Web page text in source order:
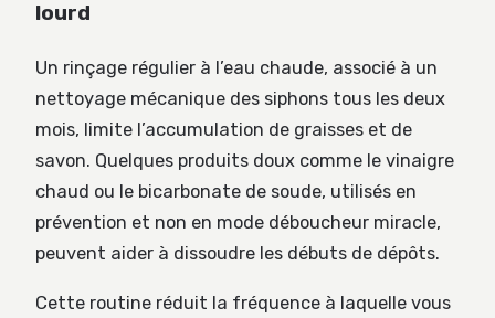
lourd
Un rinçage régulier à l’eau chaude, associé à un
nettoyage mécanique des siphons tous les deux
mois, limite l’accumulation de graisses et de
savon. Quelques produits doux comme le vinaigre
chaud ou le bicarbonate de soude, utilisés en
prévention et non en mode déboucheur miracle,
peuvent aider à dissoudre les débuts de dépôts.
Cette routine réduit la fréquence à laquelle vous